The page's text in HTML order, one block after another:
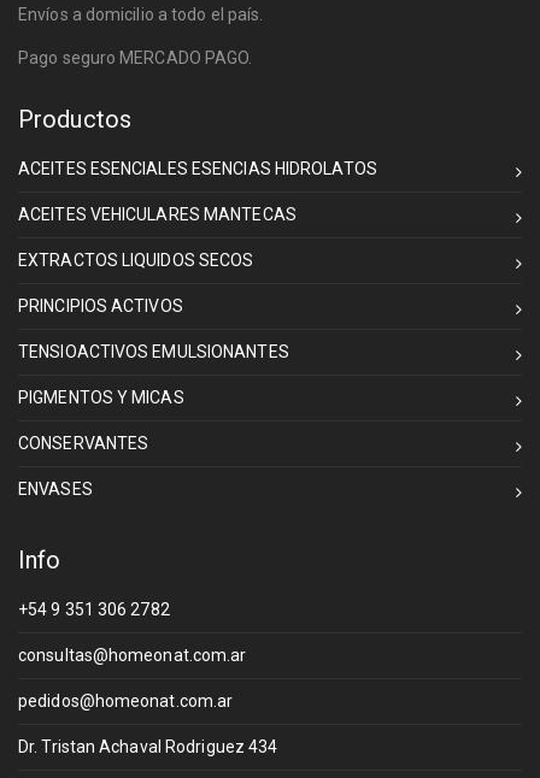
Envíos a domicilio a todo el país.
Pago seguro MERCADO PAGO.
Productos
ACEITES ESENCIALES ESENCIAS HIDROLATOS
ACEITES VEHICULARES MANTECAS
EXTRACTOS LIQUIDOS SECOS
PRINCIPIOS ACTIVOS
TENSIOACTIVOS EMULSIONANTES
PIGMENTOS Y MICAS
CONSERVANTES
ENVASES
Info
+54 9 351 306 2782
consultas@homeonat.com.ar
pedidos@homeonat.com.ar
Dr. Tristan Achaval Rodriguez 434